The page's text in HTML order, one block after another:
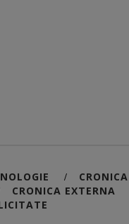
/
CRONICA EXTERNA